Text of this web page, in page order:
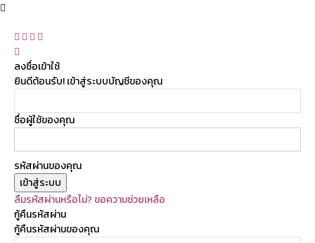
ลงชื่อเข้าใช้
ยินดีต้อนรับ! เข้าสู่ระบบบัญชีของคุณ
ชื่อผู้ใช้ของคุณ
รหัสผ่านของคุณ
ลืมรหัสผ่านหรือไม่? ขอความช่วยเหลือ
กู้คืนรหัสผ่าน
กู้คืนรหัสผ่านของคุณ